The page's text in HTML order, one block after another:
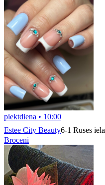
piektdiena • 10:00
Estee City Beauty6-1 Ruses iela
Brocēni